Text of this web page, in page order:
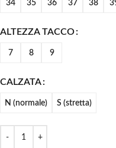
34 35 36 37 38
ALTEZZA TACCO
7 8 9
CALZATA
N (normale) S (stretta)